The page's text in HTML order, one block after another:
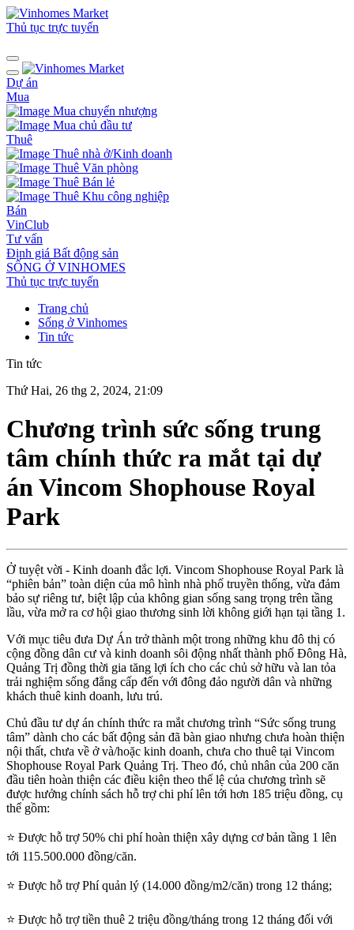
Thủ tục trực tuyến
Dự án
Mua
Mua chuyển nhượng
Mua chủ đầu tư
Thuê
Thuê nhà ở/Kinh doanh
Thuê Văn phòng
Thuê Bán lẻ
Thuê Khu công nghiệp
Bán
VinClub
Tư vấn
Định giá Bất động sản
SỐNG Ở VINHOMES
Thủ tục trực tuyến
Trang chủ
Sống ở Vinhomes
Tin tức
Tin tức
Thứ Hai, 26 thg 2, 2024, 21:09
Chương trình sức sống trung
tâm chính thức ra mắt tại dự
án Vincom Shophouse Royal
Park
Ở tuyệt vời - Kinh doanh đắc lợi. Vincom Shophouse Royal Park là
“phiên bản” toàn diện của mô hình nhà phố truyền thống, vừa đảm
bảo sự riêng tư, biệt lập của không gian sống sang trọng trên tầng
lầu, vừa mở ra cơ hội giao thương sinh lời không giới hạn tại tầng 1.
Với mục tiêu đưa Dự Án trở thành một trong những khu đô thị có
cộng đồng dân cư và kinh doanh sôi động nhất thành phố Đông Hà,
Quảng Trị đồng thời gia tăng lợi ích cho các chủ sở hữu và lan tỏa
trải nghiệm sống đẳng cấp đến với đông đảo người dân và những
khách thuê kinh doanh, lưu trú.
Chủ đầu tư dự án chính thức ra mắt chương trình “Sức sống trung
tâm” dành cho các bất động sản đã bàn giao nhưng chưa hoàn thiện
nội thất, chưa về ở và/hoặc kinh doanh, chưa cho thuê tại Vincom
Shophouse Royal Park Quảng Trị. Theo đó, chủ nhân của 200 căn
đầu tiên hoàn thiện các điều kiện theo thể lệ của chương trình sẽ
được hưởng chính sách hỗ trợ chi phí lên tới hơn 185 triệu đồng, cụ
thể gồm:
⭐ Được hỗ trợ 50% chi phí hoàn thiện xây dựng cơ bản tầng 1 lên
tới 115.500.000 đồng/căn.
⭐ Được hỗ trợ Phí quản lý (14.000 đồng/m2/căn) trong 12 tháng;
⭐ Được hỗ trợ tiền thuê 2 triệu đồng/tháng trong 12 tháng đối với